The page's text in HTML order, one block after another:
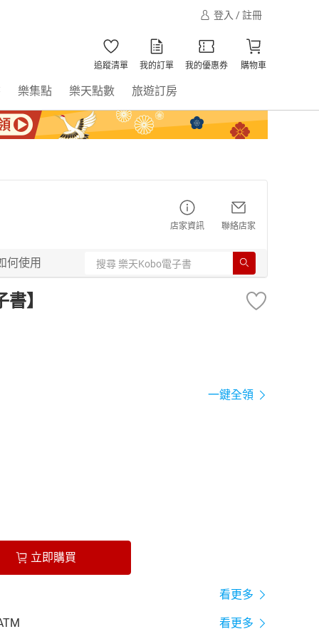
登入 / 註冊
追蹤清單 我的訂單 我的優惠券 購物車
樂集點 樂天點數 旅遊訂房
店家資訊 聯絡店家
何使用
】
一鍵全領
立即購買
看更多
看更多